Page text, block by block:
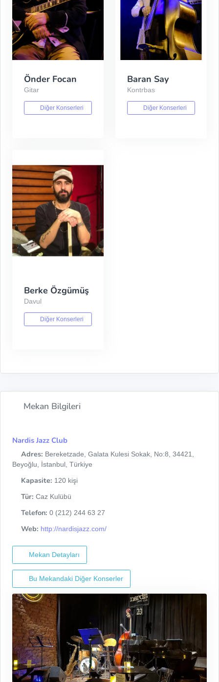
Önder Focan
Gitar
Diğer Konserleri
Baran Say
Kontrbas
Diğer Konserleri
Berke Özgümüş
Davul
Diğer Konserleri
Mekan Bilgileri
Nardis Jazz Club
Adres: Bereketzade, Galata Kulesi Sokak, No:8, 34421,
Beyoğlu, İstanbul, Türkiye
Kapasite: 120 kişi
Tür: Caz Kulübü
Telefon: 0 (212) 244 63 27
Web: http://nardisjazz.com/
Mekan Detayları
Bu Mekandaki Diğer Konserler